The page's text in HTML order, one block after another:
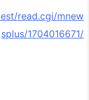
read.cgi/mnew
splus/1704016671/